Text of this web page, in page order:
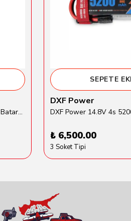
Traxxas 3s 11.1v 5000mAh Lipo Batarya (TRX 2872X)
SEPETE
DXF Power
₺ 6,500.00
3 Soket Tipi